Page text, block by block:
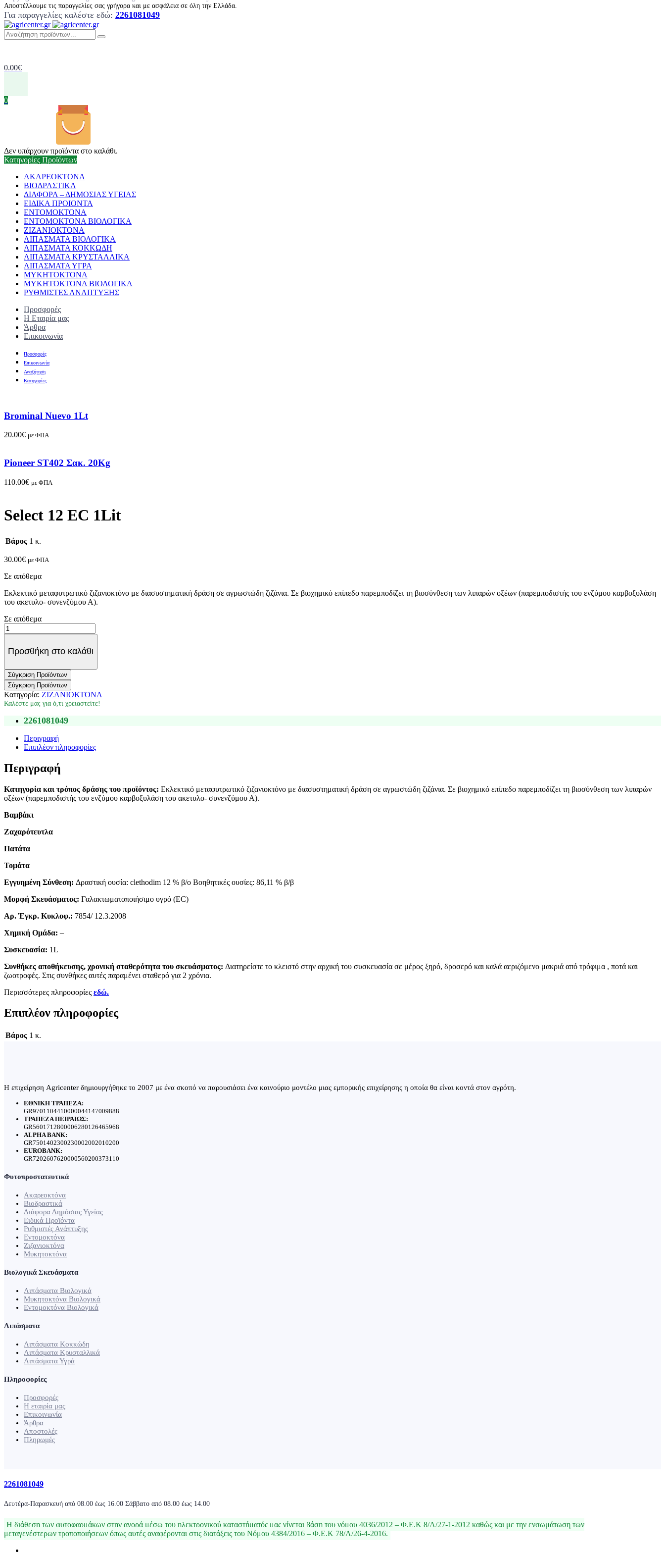
Αποστέλλουμε τις παραγγελίες σας γρήγορα και με ασφάλεια σε όλη την Ελλάδα.
Για παραγγελίες καλέστε εδώ: 2261081049
0.00€
0
Δεν υπάρχουν προϊόντα στο καλάθι.
Κατηγορίες Προϊόντων
ΑΚΑΡΕΟΚΤΟΝΑ
ΒΙΟΔΡΑΣΤΙΚΑ
ΔΙΑΦΟΡΑ – ΔΗΜΟΣΙΑΣ ΥΓΕΙΑΣ
ΕΙΔΙΚΑ ΠΡΟΙΟΝΤΑ
ΕΝΤΟΜΟΚΤΟΝΑ
ΕΝΤΟΜΟΚΤΟΝΑ ΒΙΟΛΟΓΙΚΑ
ΖΙΖΑΝΙΟΚΤΟΝΑ
ΛΙΠΑΣΜΑΤΑ ΒΙΟΛΟΓΙΚΑ
ΛΙΠΑΣΜΑΤΑ ΚΟΚΚΩΔΗ
ΛΙΠΑΣΜΑΤΑ ΚΡΥΣΤΑΛΛΙΚΑ
ΛΙΠΑΣΜΑΤΑ ΥΓΡΑ
ΜΥΚΗΤΟΚΤΟΝΑ
ΜΥΚΗΤΟΚΤΟΝΑ ΒΙΟΛΟΓΙΚΑ
ΡΥΘΜΙΣΤΕΣ ΑΝΑΠΤΥΞΗΣ
Προσφορές
Η Εταιρία μας
Άρθρα
Επικοινωνία
Προσφορές
Επικοινωνία
Αναζήτηση
Κατηγορίες
Brominal Nuevo 1Lt
20.00€ με ΦΠΑ
Pioneer ST402 Σακ. 20Kg
110.00€ με ΦΠΑ
Select 12 EC 1Lit
Βάρος 1 κ.
30.00€ με ΦΠΑ
Σε απόθεμα
Εκλεκτικό μεταφυτρωτικό ζιζανιοκτόνο με διασυστηματική δράση σε αγρωστώδη ζιζάνια. Σε βιοχημικό επίπεδο παρεμποδίζει τη βιοσύνθεση των λιπαρών οξέων (παρεμποδιστής του ενζύμου καρβοξυλάση
του ακετυλο- συνενζύμου Α).
Σε απόθεμα
Select
12
1Lit
Προσθήκη στο καλάθι
Σύγκριση Προϊόντων
Σύγκριση Προϊόντων
Κατηγορία: ΖΙΖΑΝΙΟΚΤΟΝΑ
Καλέστε μας για ό,τι χρειαστείτε!
2261081049
Περιγραφή
Επιπλέον πληροφορίες
Περιγραφή
Κατηγορία και τρόπος δράσης του προϊόντος: Εκλεκτικό μεταφυτρωτικό ζιζανιοκτόνο με διασυστηματική δράση σε αγρωστώδη ζιζάνια. Σε βιοχημικό επίπεδο παρεμποδίζει τη βιοσύνθεση των λιπαρών
οξέων (παρεμποδιστής του ενζύμου καρβοξυλάση του ακετυλο- συνενζύμου Α).
Βαμβάκι
Ζαχαρότευτλα
Πατάτα
Τομάτα
Εγγυημένη Σύνθεση: Δραστική ουσία: clethodim 12 % β/ο Βοηθητικές ουσίες: 86,11 % β/β
Μορφή Σκευάσματος: Γαλακτωματοποιήσιμο υγρό (EC)
Αρ. Έγκρ. Κυκλοφ.: 7854/ 12.3.2008
Χημική Ομάδα: –
Συσκευασία: 1L
Συνθήκες αποθήκευσης, χρονική σταθερότητα του σκευάσματος: Διατηρείστε το κλειστό στην αρχική του συσκευασία σε μέρος ξηρό, δροσερό και καλά αεριζόμενο μακριά από τρόφιμα , ποτά και
ζωοτροφές. Στις συνθήκες αυτές παραμένει σταθερό για 2 χρόνια.
Περισσότερες πληροφορίες εδώ.
Επιπλέον πληροφορίες
Βάρος 1 κ.
Η επιχείρηση Agricenter δημιουργήθηκε το 2007 με ένα σκοπό να παρουσιάσει ένα καινούριο μοντέλο μιας εμπορικής επιχείρησης η οποία θα είναι κοντά στον αγρότη.
ΕΘΝΙΚΗ ΤΡΑΠΕΖΑ:
GR9701104410000044147009888
ΤΡΑΠΕΖΑ ΠΕΙΡΑΙΩΣ:
GR5601712800006280126465968
ALPHA BANK:
GR7501402300230002002010200
EUROBANK:
GR7202607620000560200373110
Φυτοπροστατευτικά
Ακαρεοκτόνα
Βιοδραστικά
Διάφορα Δημόσιας Υγείας
Ειδικά Προϊόντα
Ρυθμιστές Ανάπτυξης
Εντομοκτόνα
Ζιζανιοκτόνα
Μυκητοκτόνα
Βιολογικά Σκευάσματα
Λιπάσματα Βιολογικά
Μυκητοκτόνα Βιολογικά
Εντομοκτόνα Βιολογικά
Λιπάσματα
Λιπάσματα Κοκκώδη
Λιπάσματα Κρυσταλλικά
Λιπάσματα Υγρά
Πληροφορίες
Προσφορές
Η εταιρία μας
Επικοινωνία
Άρθρα
Αποστολές
Πληρωμές
2261081049
Δευτέρα-Παρασκευή από 08.00 έως 16.00 Σάββατο από 08.00 έως 14.00
Η διάθεση των φυτοφαρμάκων στην αγορά μέσω του ηλεκτρονικού καταστήματός μας γίνεται βάση του νόμου 4036/2012 – Φ.Ε.Κ 8/Α/27-1-2012 καθώς και με την ενσωμάτωση των
μεταγενέστερων τροποποιήσεων όπως αυτές αναφέρονται στις διατάξεις του Νόμου 4384/2016 – Φ.Ε.Κ 78/Α/26-4-2016.